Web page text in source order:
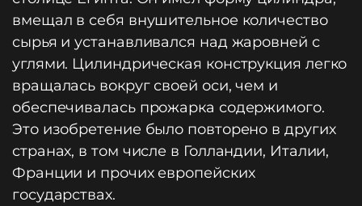
вмещал в себя внушительное количество
сырья и устанавливался над жаровней с
углями. Цилиндрическая конструкция легко
вращалась вокруг своей оси, чем и
обеспечивалась прожарка содержимого.
Это изобретение было повторено в других
странах, в том числе в Голландии, Италии,
Франции и прочих европейских
государствах.